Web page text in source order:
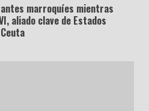
marroquíes mientras
aliado clave de Estados